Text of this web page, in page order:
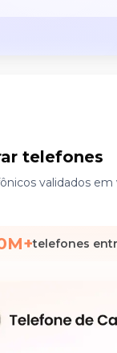
telefones
validados em
telefones